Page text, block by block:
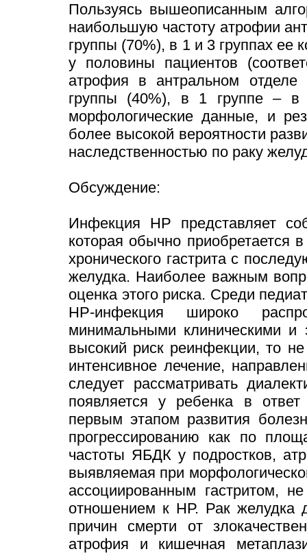
Пользуясь вышеописанным
наибольшую частоту атрофии
группы (70%), в 1 и 3 группах ее
у половины пациентов
атрофия в антральном
группы (40%), в 1 группе –
морфологические данные, и
более высокой вероятности
наследственностью по раку
Обсуждение:
Инфекция НР представляет
которая обычно приобретается
хронического гастрита с
желудка. Наиболее важным
оценка этого риска. Среди
НР-инфекция широко
минимальными клиническими и
высокий риск реинфекции, то
интенсивное лечение,
следует рассматривать
появляется у ребенка в
первым этапом развития
прогрессированию как по
частоты ЯБДК у подростков,
выявляемая при
ассоциированным гастритом,
отношением к НР. Рак желудка
причин смерти от
атрофия и кишечная